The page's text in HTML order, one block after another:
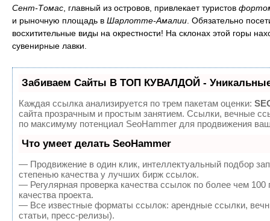
Сент-Томас , главный из островов, привлекает туристов
и рыночную площадь в Шарлотте-Амалии . Обязательно
восхитительные виды на окрестности! На склонах этой горы
сувенирные лавки.
Забиваем Сайты В ТОП КУВАЛДОЙ - Уникальные
Каждая ссылка анализируется по трем пакетам оценки:
сайта прозрачным и простым занятием. Ссылки, вечные
по максимуму потенциал SeoHammer для продвижения
Что умеет делать SeoHammer
— Продвижение в один клик, интеллектуальный подбор
степенью качества у лучших бирж ссылок.
— Регулярная проверка качества ссылок по более чем
качества проекта.
— Все известные форматы ссылок: арендные ссылки,
статьи, пресс-релизы).